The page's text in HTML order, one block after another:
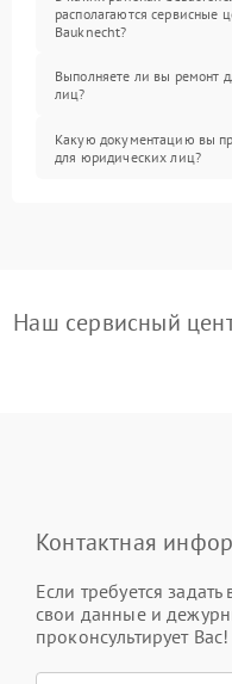
располагаются сервисные
Bauknecht?
Выполняете ли вы ремонт
лиц?
Какую документацию вы
для юридических лиц?
Наш сервисный
Контактная
Если требуется задать
свои данные и
проконсультирует Вас!